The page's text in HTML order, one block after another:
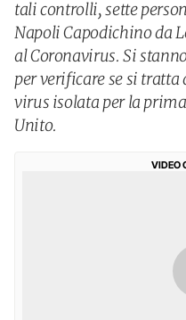
tali controlli, sette
Napoli Capodichino da
al Coronavirus. Si
per verificare se si
virus isolata per la
Unito.
VIDEO